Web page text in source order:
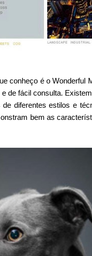
conheço é o Wonderful
de fácil consulta.
diferentes estilos e
bem as